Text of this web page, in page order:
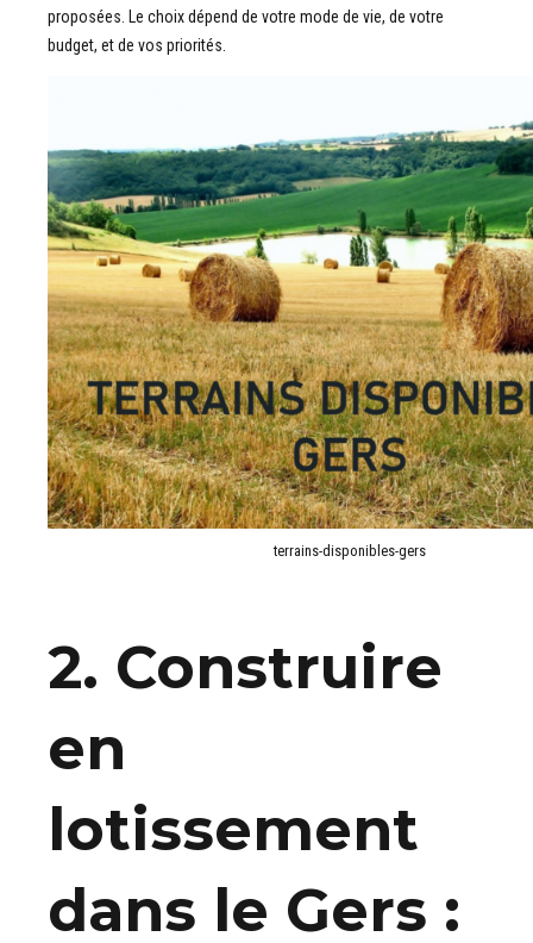
proposées. Le choix dépend de votre mode de vie, de votre
budget, et de vos priorités.
terrains-disponibles-gers
2. Construire
en
lotissement
dans le Gers :